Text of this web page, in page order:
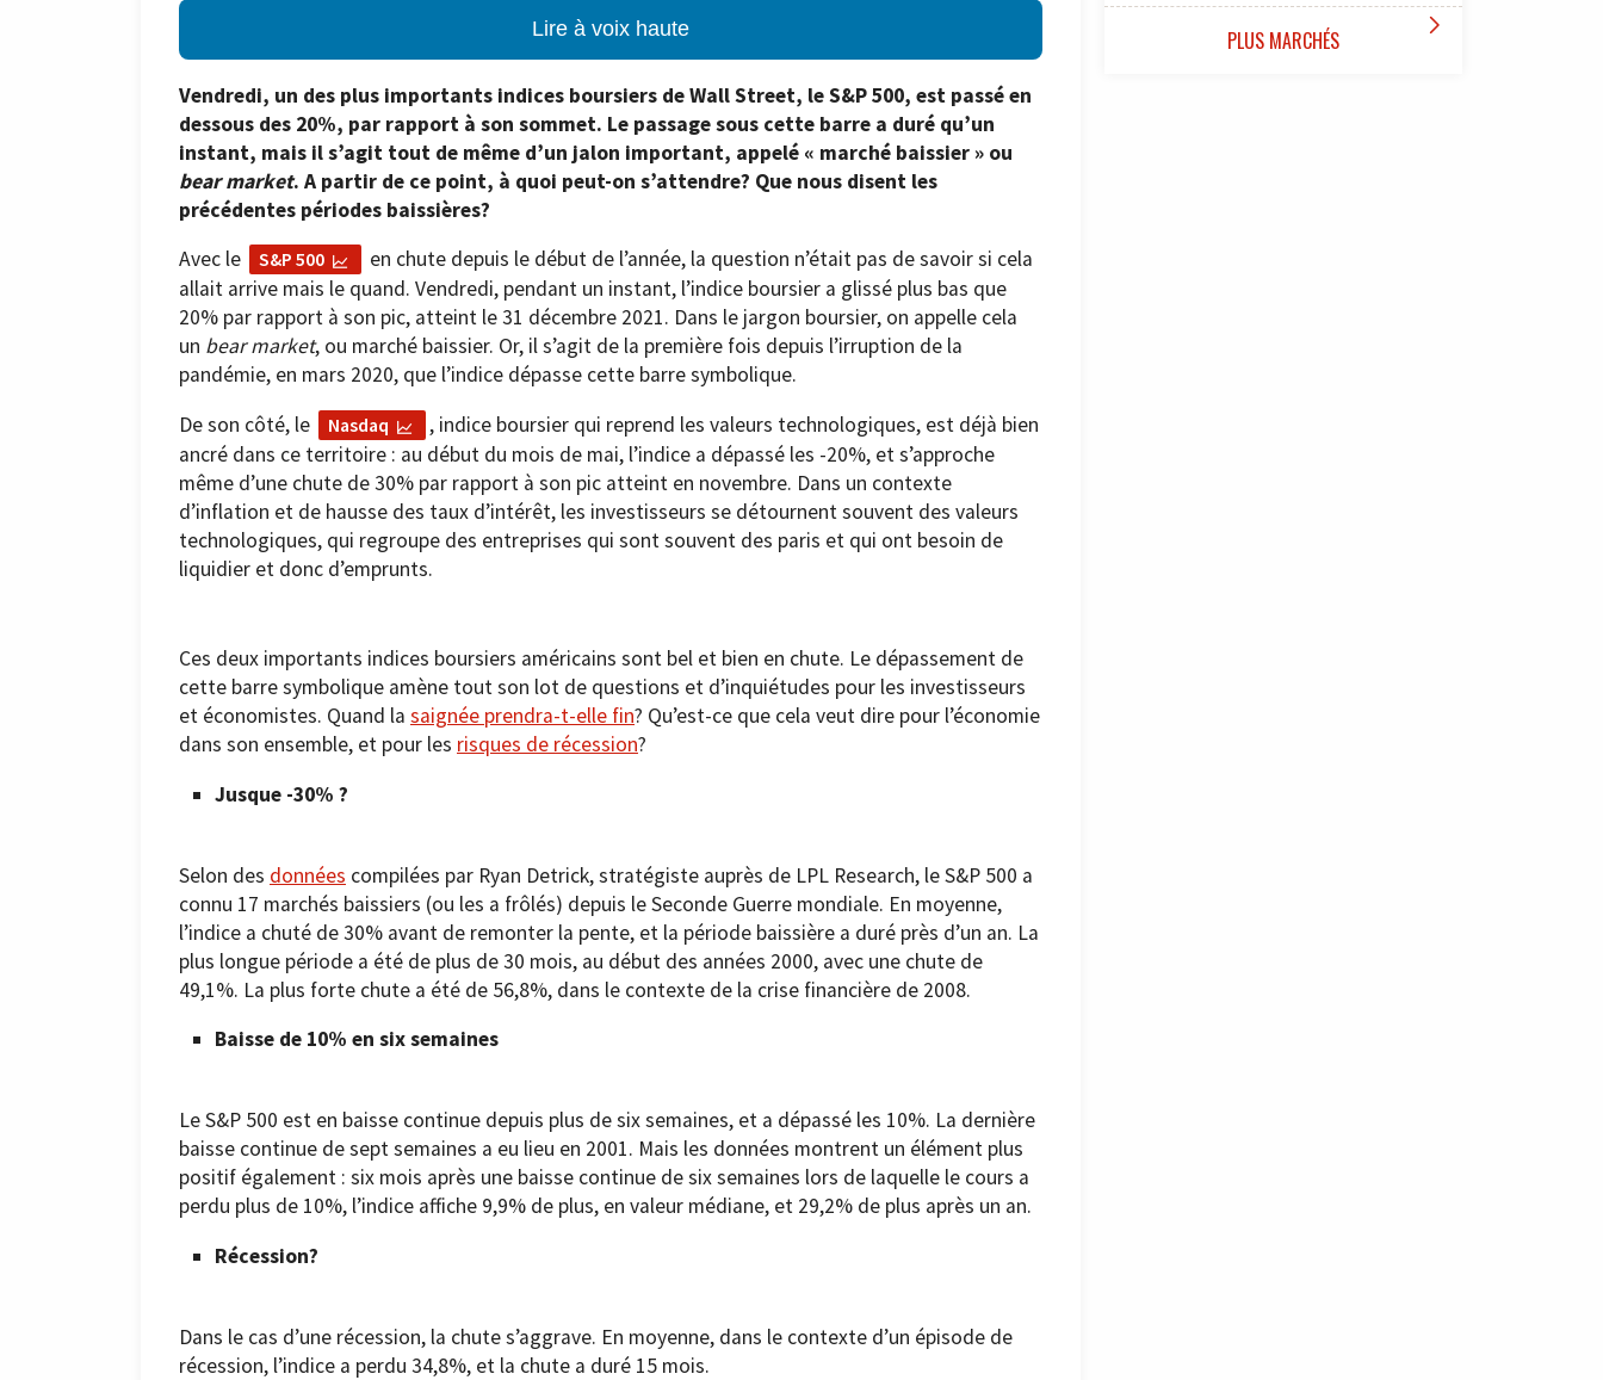
Lire à voix haute
Vendredi, un des plus importants indices boursiers de Wall Street, le S&P 500, est passé en
dessous des 20%, par rapport à son sommet. Le passage sous cette barre a duré qu’un
instant, mais il s’agit tout de même d’un jalon important, appelé « marché baissier » ou
bear market. A partir de ce point, à quoi peut-on s’attendre? Que nous disent les
précédentes périodes baissières?
Avec le
S&P 500
en chute depuis le début de l’année, la question n’était pas de savoir si cela
allait arrive mais le quand. Vendredi, pendant un instant, l’indice boursier a glissé plus bas que
20% par rapport à son pic, atteint le 31 décembre 2021. Dans le jargon boursier, on appelle cela
un bear market, ou marché baissier. Or, il s’agit de la première fois depuis l’irruption de la
pandémie, en mars 2020, que l’indice dépasse cette barre symbolique.
De son côté, le
Nasdaq
, indice boursier qui reprend les valeurs technologiques, est déjà bien
ancré dans ce territoire : au début du mois de mai, l’indice a dépassé les -20%, et s’approche
même d’une chute de 30% par rapport à son pic atteint en novembre. Dans un contexte
d’inflation et de hausse des taux d’intérêt, les investisseurs se détournent souvent des valeurs
technologiques, qui regroupe des entreprises qui sont souvent des paris et qui ont besoin de
liquidier et donc d’emprunts.
Ces deux importants indices boursiers américains sont bel et bien en chute. Le dépassement de
cette barre symbolique amène tout son lot de questions et d’inquiétudes pour les investisseurs
et économistes. Quand la saignée prendra-t-elle fin? Qu’est-ce que cela veut dire pour l’économie
dans son ensemble, et pour les risques de récession?
Jusque -30% ?
Selon des données compilées par Ryan Detrick, stratégiste auprès de LPL Research, le S&P 500 a
connu 17 marchés baissiers (ou les a frôlés) depuis le Seconde Guerre mondiale. En moyenne,
l’indice a chuté de 30% avant de remonter la pente, et la période baissière a duré près d’un an. La
plus longue période a été de plus de 30 mois, au début des années 2000, avec une chute de
49,1%. La plus forte chute a été de 56,8%, dans le contexte de la crise financière de 2008.
Baisse de 10% en six semaines
Le S&P 500 est en baisse continue depuis plus de six semaines, et a dépassé les 10%. La dernière
baisse continue de sept semaines a eu lieu en 2001. Mais les données montrent un élément plus
positif également : six mois après une baisse continue de six semaines lors de laquelle le cours a
perdu plus de 10%, l’indice affiche 9,9% de plus, en valeur médiane, et 29,2% de plus après un an.
Récession?
Dans le cas d’une récession, la chute s’aggrave. En moyenne, dans le contexte d’un épisode de
récession, l’indice a perdu 34,8%, et la chute a duré 15 mois.
PLUS MARCHÉS 